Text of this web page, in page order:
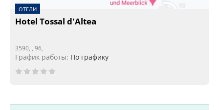
ОТЕЛИ
Hotel Tossal d'Altea
3590, , 96,
График работы: По графику